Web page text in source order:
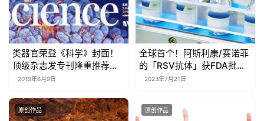
类器官荣登《科学》封面！
顶级杂志发专刊隆重推荐新
热点！
2019年6月9日
全球首个！阿斯利康/赛诺菲
的「RSV抗体」获FDA批准
上市，用于预防婴幼儿感染
2023年7月21日
原创作品 原创作品